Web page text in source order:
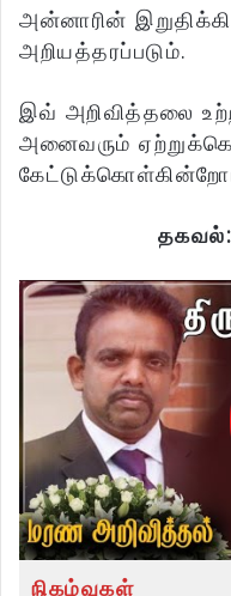
அன்னாரின்
அறியத்தரப்படும்.
இவ் அறிவித்தலை
அனைவரும்
தகவல்:
நிகழ்வுகள்